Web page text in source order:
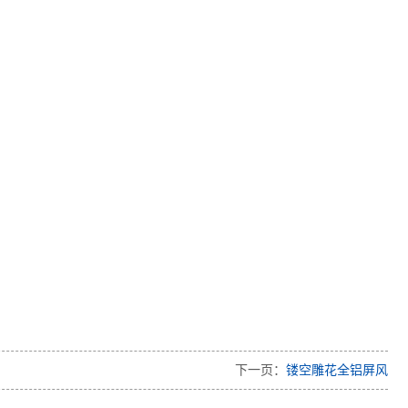
下一页： 镂空雕花全铝屏风